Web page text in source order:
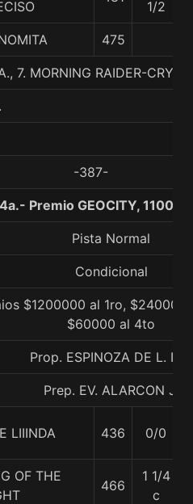
1/2
475
7. MORNING RAIDER-
-387-
4a.- Premio GEOCITY, 1100
Pista Normal
Condicional
$1200000 al 1ro,
$60000 al 4to
Prop. ESPINOZA DE L. IRIS
Prep. EV. ALARCON J.
LIIINDA 436 0/0
OF THE
466
1 1/4
c